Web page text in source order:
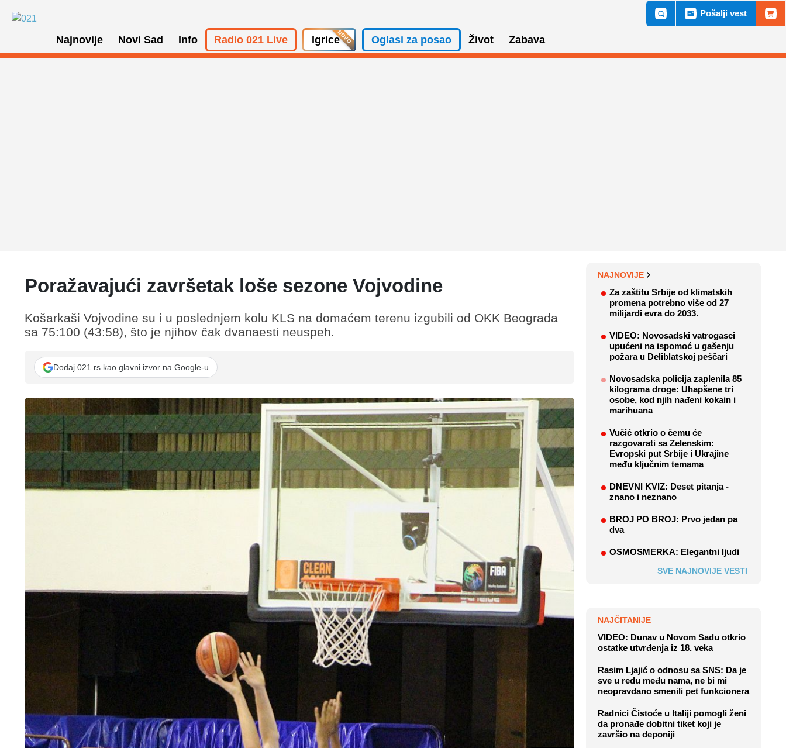
Najnovije Novi Sad Info Radio 021 Live Igrice Oglasi za posao Život Zabava
Pošalji vest
Poražavajući završetak loše sezone Vojvodine
Košarkaši Vojvodine su i u poslednjem kolu KLS na domaćem terenu izgubili od OKK Beograda
sa 75:100 (43:58), što je njihov čak dvanaesti neuspeh.
Dodaj 021.rs kao glavni izvor na Google-u
NAJNOVIJE
Za zaštitu Srbije od klimatskih
promena potrebno više od 27
milijardi evra do 2033.
VIDEO: Novosadski vatrogasci
upućeni na ispomoć u gašenju
požara u Deliblatskoj peščari
Novosadska policija zaplenila 85
kilograma droge: Uhapšene tri
osobe, kod njih nađeni kokain i
marihuana
Vučić otkrio o čemu će
razgovarati sa Zelenskim:
Evropski put Srbije i Ukrajine
među ključnim temama
DNEVNI KVIZ: Deset pitanja -
znano i neznano
BROJ PO BROJ: Prvo jedan pa
dva
OSMOSMERKA: Elegantni ljudi
SVE NAJNOVIJE VESTI
NAJČITANIJE
VIDEO: Dunav u Novom Sadu otkrio
ostatke utvrđenja iz 18. veka
Rasim Ljajić o odnosu sa SNS: Da je
sve u redu među nama, ne bi mi
neopravdano smenili pet funkcionera
Radnici Čistoće u Italiji pomogli ženi
da pronađe dobitni tiket koji je
završio na deponiji